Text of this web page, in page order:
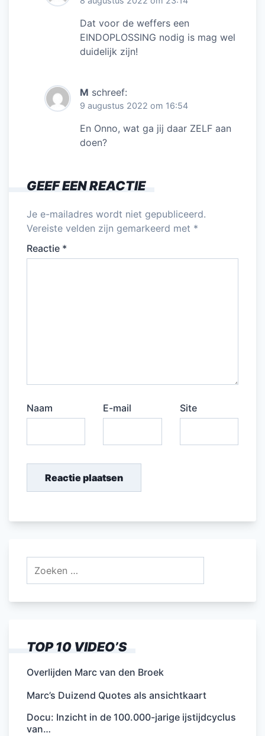
Dat voor de weffers een
EINDOPLOSSING nodig is mag wel
duidelijk zijn!
M schreef:
9 augustus 2022 om 16:54
En Onno, wat ga jij daar ZELF aan
doen?
GEEF EEN REACTIE
Je e-mailadres wordt niet gepubliceerd.
Vereiste velden zijn gemarkeerd met *
Reactie *
Naam E-mail Site
Zoeken
TOP 10 VIDEO’S
Overlijden Marc van den Broek
Marc’s Duizend Quotes als ansichtkaart
Docu: Inzicht in de 100.000-jarige ijstijdcyclus
van…